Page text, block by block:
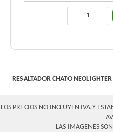
RESALTADOR CHATO
LOS PRECIOS NO INCLUYEN IVA Y
LAS IMAGENES